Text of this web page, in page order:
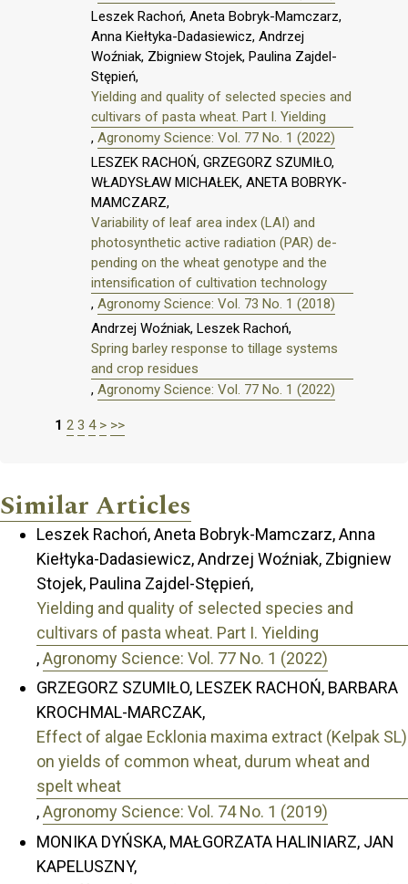
Leszek Rachoń, Aneta Bobryk-Mamczarz,
Anna Kiełtyka-Dadasiewicz, Andrzej
Woźniak, Zbigniew Stojek, Paulina Zajdel-
Stępień,
Yielding and quality of selected species and
cultivars of pasta wheat. Part I. Yielding
, Agronomy Science: Vol. 77 No. 1 (2022)
LESZEK RACHOŃ, GRZEGORZ SZUMIŁO,
WŁADYSŁAW MICHAŁEK, ANETA BOBRYK-
MAMCZARZ,
Variability of leaf area index (LAI) and
photosynthetic active radiation (PAR) de-
pending on the wheat genotype and the
intensification of cultivation technology
, Agronomy Science: Vol. 73 No. 1 (2018)
Andrzej Woźniak, Leszek Rachoń,
Spring barley response to tillage systems
and crop residues
, Agronomy Science: Vol. 77 No. 1 (2022)
1 2 3 4 > >>
Similar Articles
Leszek Rachoń, Aneta Bobryk-Mamczarz, Anna
Kiełtyka-Dadasiewicz, Andrzej Woźniak, Zbigniew
Stojek, Paulina Zajdel-Stępień,
Yielding and quality of selected species and
cultivars of pasta wheat. Part I. Yielding
,Agronomy Science: Vol. 77 No. 1 (2022)
GRZEGORZ SZUMIŁO, LESZEK RACHOŃ, BARBARA
KROCHMAL-MARCZAK,
Effect of algae Ecklonia maxima extract (Kelpak SL)
on yields of common wheat, durum wheat and
spelt wheat
,Agronomy Science: Vol. 74 No. 1 (2019)
MONIKA DYŃSKA, MAŁGORZATA HALINIARZ, JAN
KAPELUSZNY,